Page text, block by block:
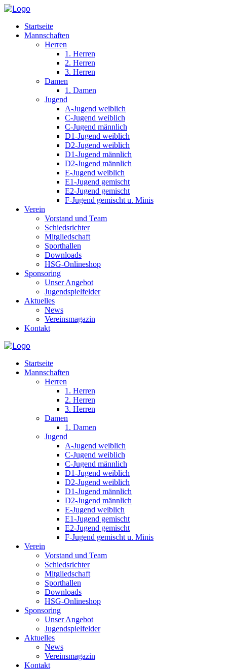
Startseite
Mannschaften
Herren
1. Herren
2. Herren
3. Herren
Damen
1. Damen
Jugend
A-Jugend weiblich
C-Jugend weiblich
C-Jugend männlich
D1-Jugend weiblich
D2-Jugend weiblich
D1-Jugend männlich
D2-Jugend männlich
E-Jugend weiblich
E1-Jugend gemischt
E2-Jugend gemischt
F-Jugend gemischt u. Minis
Verein
Vorstand und Team
Schiedsrichter
Mitgliedschaft
Sporthallen
Downloads
HSG-Onlineshop
Sponsoring
Unser Angebot
Jugendspielfelder
Aktuelles
News
Vereinsmagazin
Kontakt
Startseite
Mannschaften
Herren
1. Herren
2. Herren
3. Herren
Damen
1. Damen
Jugend
A-Jugend weiblich
C-Jugend weiblich
C-Jugend männlich
D1-Jugend weiblich
D2-Jugend weiblich
D1-Jugend männlich
D2-Jugend männlich
E-Jugend weiblich
E1-Jugend gemischt
E2-Jugend gemischt
F-Jugend gemischt u. Minis
Verein
Vorstand und Team
Schiedsrichter
Mitgliedschaft
Sporthallen
Downloads
HSG-Onlineshop
Sponsoring
Unser Angebot
Jugendspielfelder
Aktuelles
News
Vereinsmagazin
Kontakt